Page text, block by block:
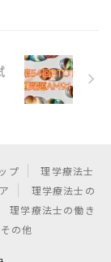
プ
理学療法士
理学療法士の
理学療法士の働き
その他